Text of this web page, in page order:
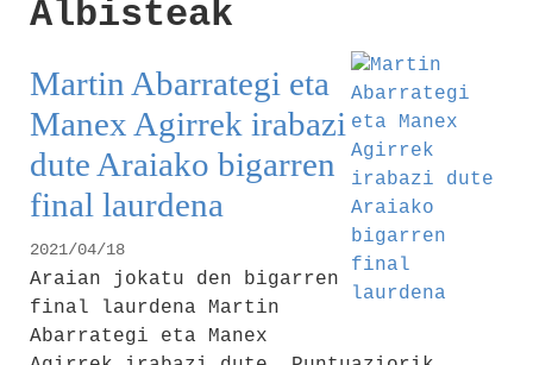
Albisteak
Martin Abarrategi eta
Manex Agirrek irabazi
dute Araiako bigarren
final laurdena
2021/04/18
Araian jokatu den bigarren
final laurdena Martin
Abarrategi eta Manex